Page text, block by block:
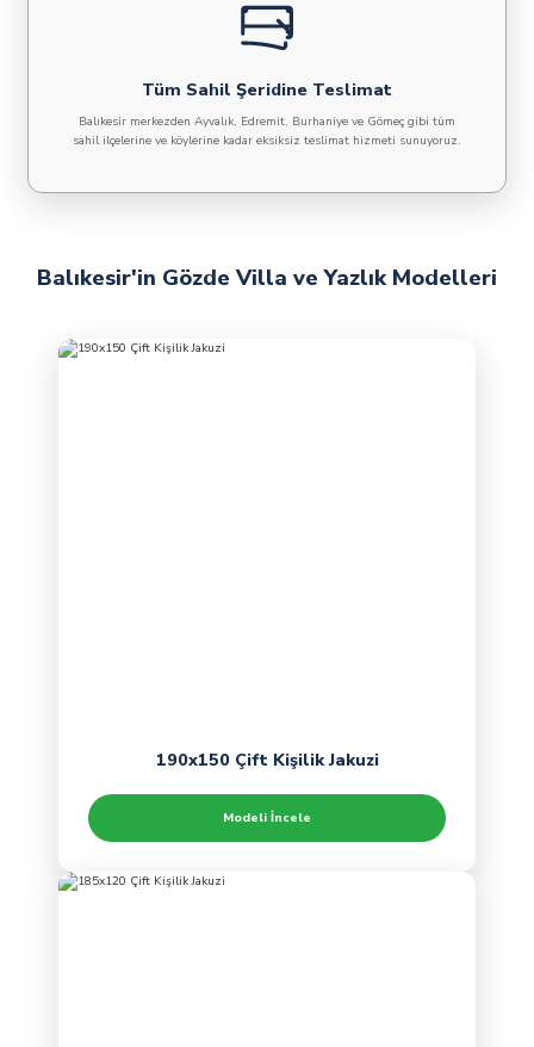
Tüm Sahil Şeridine Teslimat
Balıkesir merkezden Ayvalık, Edremit, Burhaniye ve Gömeç gibi tüm
sahil ilçelerine ve köylerine kadar eksiksiz teslimat hizmeti sunuyoruz.
Balıkesir'in Gözde Villa ve Yazlık Modelleri
190x150 Çift Kişilik Jakuzi
Modeli İncele